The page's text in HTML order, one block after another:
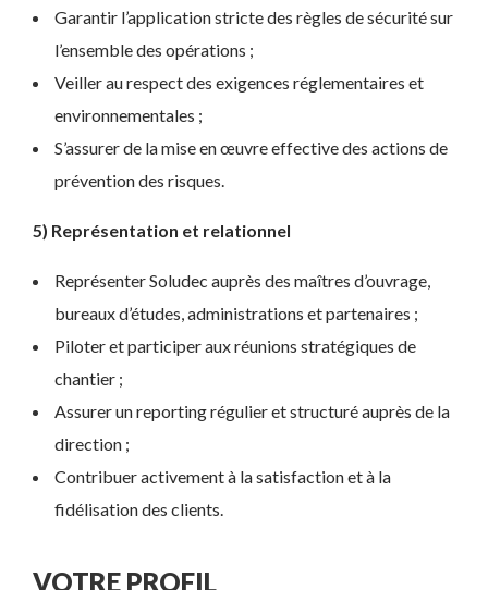
Garantir l’application stricte des règles de sécurité sur
l’ensemble des opérations ;
Veiller au respect des exigences réglementaires et
environnementales ;
S’assurer de la mise en œuvre effective des actions de
prévention des risques.
5) Représentation et relationnel
Représenter Soludec auprès des maîtres d’ouvrage,
bureaux d’études, administrations et partenaires ;
Piloter et participer aux réunions stratégiques de
chantier ;
Assurer un reporting régulier et structuré auprès de la
direction ;
Contribuer activement à la satisfaction et à la
fidélisation des clients.
VOTRE PROFIL